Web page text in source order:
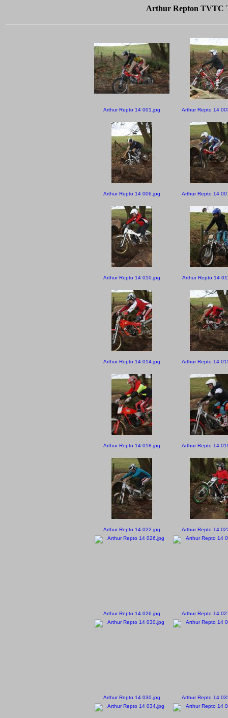
Arthur Repton TVTC
Arthur Repto 14 001.jpg Arthur Repto 14
Arthur Repto 14 006.jpg Arthur Repto 14
Arthur Repto 14 010.jpg Arthur Repto 14
Arthur Repto 14 014.jpg Arthur Repto 14
Arthur Repto 14 018.jpg Arthur Repto 14
Arthur Repto 14 022.jpg Arthur Repto 14
Arthur Repto 14 026.jpg Arthur Repto 14
Arthur Repto 14 030.jpg Arthur Repto 14